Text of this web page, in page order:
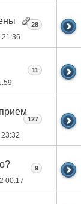
21:36
28
11
23:32
127
00:17
9